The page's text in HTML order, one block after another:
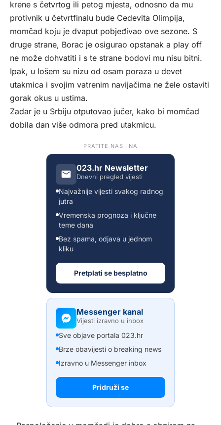
krene s četvrtog ili petog mjesta, odnosno da mu
protivnik u četvrtfinalu bude Cedevita Olimpija,
momčad koju je dvaput pobjeđivao ove sezone. S
druge strane, Borac je osigurao opstanak a play off
ne može dohvatiti i s te strane bodovi mu nisu bitni.
Ipak, u lošem su nizu od osam poraza u devet
utakmica i svojim vatrenim navijačima ne žele ostaviti
gorak okus u ustima.
Zadar je u Srbiju otputovao jučer, kako bi momčad
dobila dan više odmora pred utakmicu.
PRATITE NAS I NA
023.hr Newsletter
Dnevni pregled vijesti
Najvažnije vijesti svakog radnog
jutra
Vremenska prognoza i ključne
teme dana
Bez spama, odjava u jednom
kliku
Pretplati se besplatno
Messenger kanal
Vijesti izravno u inbox
Sve objave portala 023.hr
Brze obavijesti o breaking news
Izravno u Messenger inbox
Pridruži se